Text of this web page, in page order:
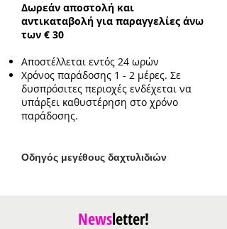
Δωρεάν αποστολή και
αντικαταβολή για παραγγελίες άνω
των € 30
Αποστέλλεται εντός 24 ωρών
Χρόνος παράδοσης 1 - 2 μέρες. Σε
δυσπρόσιτες περιοχές ενδέχεται να
υπάρξει καθυστέρηση στο χρόνο
παράδοσης.
Οδηγός μεγέθους δαχτυλιδιών
Newsletter!